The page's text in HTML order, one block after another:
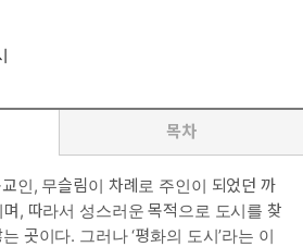
목차
인, 무슬림이 차례로 주인이 되었던 까
, 따라서 성스러운 목적으로 도시를 찾
곳이다. 그러나 ‘평화의 도시’라는 이